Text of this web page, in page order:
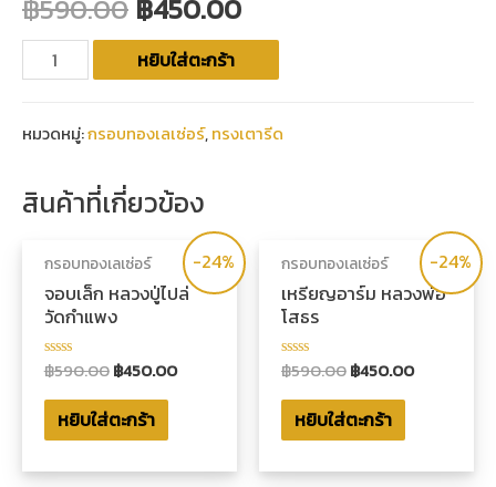
฿590.00 ฿450.00
หยิบใส่ตะกร้า
หมวดหมู่:กรอบทองเลเซ่อร์,ทรงเตารีด
สินค้าที่เกี่ยวข้อง
-24%
กรอบทองเลเซ่อร์
จอบเล็ก หลวงปู่ไปล่
วัดกำแพง
ให้
0
ตั้งแต่
5
฿590.00฿450.00
หยิบใส่ตะกร้า
-24%
กรอบทองเลเซ่อร์
เหรียญอาร์ม หลวงพ่อ
โสธร
ให้
0
ตั้งแต่
5
฿590.00฿450.00
หยิบใส่ตะกร้า